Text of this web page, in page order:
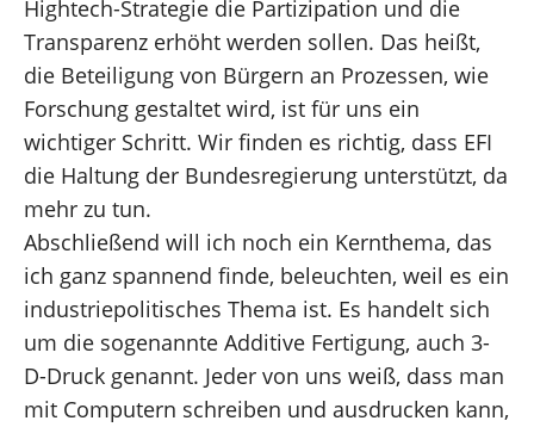
Hightech-Strategie die Partizipation und die
Transparenz erhöht werden sollen. Das heißt,
die Beteiligung von Bürgern an Prozessen, wie
Forschung gestaltet wird, ist für uns ein
wichtiger Schritt. Wir finden es richtig, dass EFI
die Haltung der Bundesregierung unterstützt, da
mehr zu tun.
Abschließend will ich noch ein Kernthema, das
ich ganz spannend finde, beleuchten, weil es ein
industriepolitisches Thema ist. Es handelt sich
um die sogenannte Additive Fertigung, auch 3-
D-Druck genannt. Jeder von uns weiß, dass man
mit Computern schreiben und ausdrucken kann,